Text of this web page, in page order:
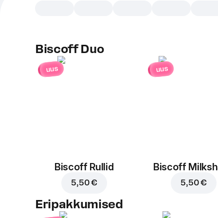
Biscoff Duo
uus
Biscoff Rullid
5,50 €
uus
Biscoff
5,50 €
Eripakkumised